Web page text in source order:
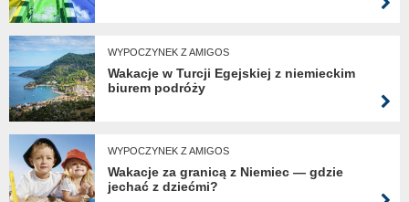
WYPOCZYNEK Z AMIGOS
Wakacje w Turcji Egejskiej z niemieckim
biurem podróży
WYPOCZYNEK Z AMIGOS
Wakacje za granicą z Niemiec — gdzie
jechać z dziećmi?